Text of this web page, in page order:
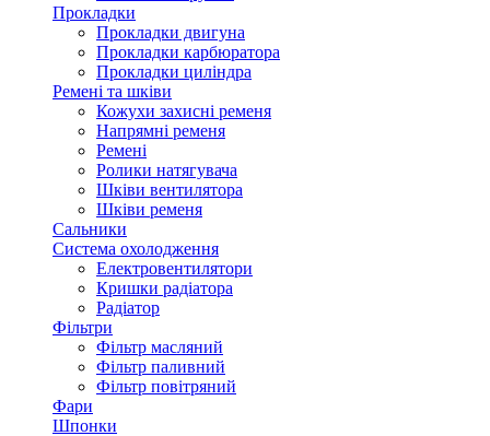
Прокладки
Прокладки двигуна
Прокладки карбюратора
Прокладки циліндра
Ремені та шківи
Кожухи захисні ременя
Напрямні ременя
Ремені
Ролики натягувача
Шківи вентилятора
Шківи ременя
Сальники
Система охолодження
Електровентилятори
Кришки радіатора
Радіатор
Фільтри
Фільтр масляний
Фільтр паливний
Фільтр повітряний
Фари
Шпонки